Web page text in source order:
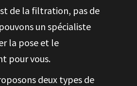
de la filtration, pas de
un spécialiste
la pose et le
pour vous.
deux types de